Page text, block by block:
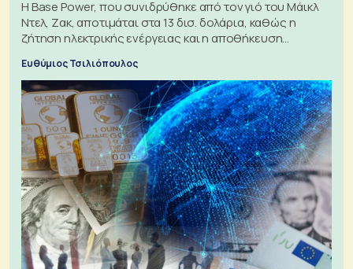
Η Base Power, που συνιδρύθηκε από τον γιό του Μάικλ
Ντελ, Ζακ, αποτιμάται στα 13 δισ. δολάρια, καθώς η
ζήτηση ηλεκτρικής ενέργειας και η αποθήκευση
Ευθύμιος Τσιλιόπουλος